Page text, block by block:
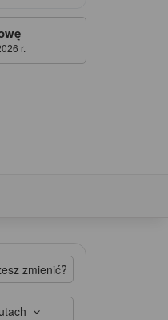
r.
zmienić?